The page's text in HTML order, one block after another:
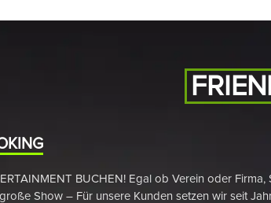
BUCHEN! Egal ob Verein oder
Show – Für unsere Kunden setzen wir seit